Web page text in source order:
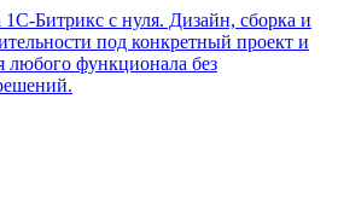
1С-Битрикс с нуля. Дизайн, сборка и
под конкретный проект и
любого функционала без